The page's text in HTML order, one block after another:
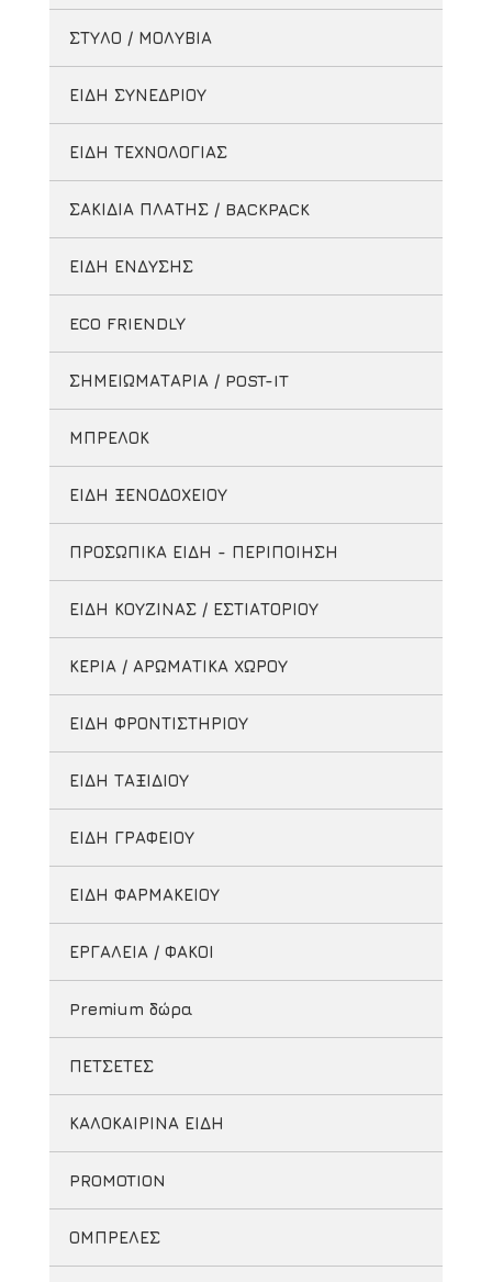
ΣΤΥΛΟ / ΜΟΛΥΒΙΑ
ΕΙΔΗ ΣΥΝΕΔΡΙΟΥ
ΕΙΔΗ ΤΕΧΝΟΛΟΓΙΑΣ
ΣΑΚΙΔΙΑ ΠΛΑΤΗΣ / BACKPACK
ΕΙΔΗ ΕΝΔΥΣΗΣ
ECO FRIENDLY
ΣΗΜΕΙΩΜΑΤΑΡΙΑ / POST-IT
ΜΠΡΕΛΟΚ
ΕΙΔΗ ΞΕΝΟΔΟΧΕΙΟΥ
ΠΡΟΣΩΠΙΚΑ ΕΙΔΗ - ΠΕΡΙΠΟΙΗΣΗ
ΕΙΔΗ ΚΟΥΖΙΝΑΣ / ΕΣΤΙΑΤΟΡΙΟΥ
ΚΕΡΙΑ / ΑΡΩΜΑΤΙΚΑ ΧΩΡΟΥ
ΕΙΔΗ ΦΡΟΝΤΙΣΤΗΡΙΟΥ
ΕΙΔΗ ΤΑΞΙΔΙΟΥ
ΕΙΔΗ ΓΡΑΦΕΙΟΥ
ΕΙΔΗ ΦΑΡΜΑΚΕΙΟΥ
ΕΡΓΑΛΕΙΑ / ΦΑΚΟΙ
Premium δώρα
ΠΕΤΣΕΤΕΣ
ΚΑΛΟΚΑΙΡΙΝΑ ΕΙΔΗ
PROMOTION
ΟΜΠΡΕΛΕΣ